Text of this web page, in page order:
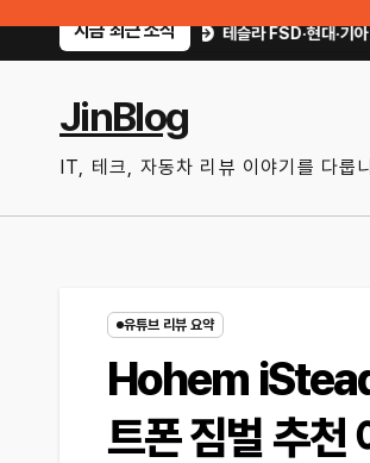
지금 최근 소식
테슬라 FSD·현대·기아 ADAS 실전 활용법
JinBlog
IT, 테크, 자동차 리뷰 이야기를 다룹
유튜브 리뷰 요약
Hohem
트폰 짐벌 추천